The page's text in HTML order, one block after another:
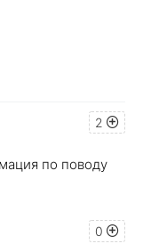
2
по поводу
0